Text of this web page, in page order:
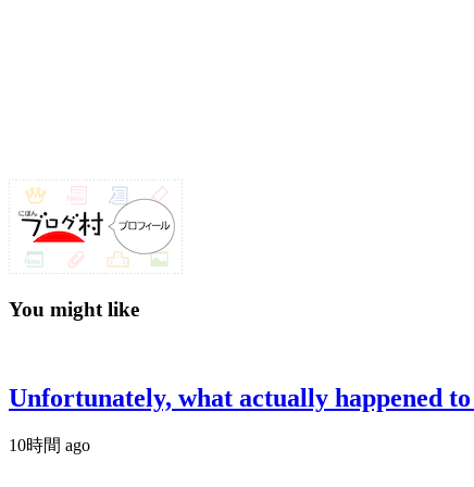
You might like
Unfortunately, what actually happened
10時間 ago